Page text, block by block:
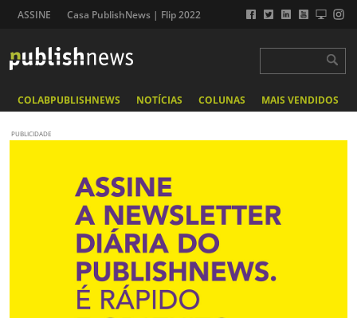
ASSINE Casa PublishNews | Flip 2022
COLABPUBLISHNEWS NOTÍCIAS COLUNAS MAIS VENDIDOS
PUBLICIDADE